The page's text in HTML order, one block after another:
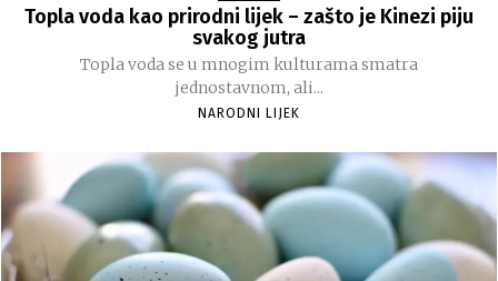
Topla voda kao prirodni lijek – zašto je Kinezi piju
svakog jutra
Topla voda se u mnogim kulturama smatra
jednostavnom, ali...
NARODNI LIJEK